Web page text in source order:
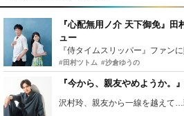
『心配無用ノ介 天下御免』
ュー
#田村ツトム #沙倉ゆうの
『今から、親友やめようか。
沢村玲、親友から一線を越えて